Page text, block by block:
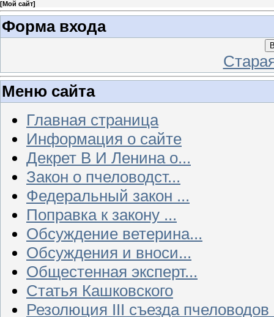
[Мой сайт]
Форма входа
Меню сайта
Главная страница
Информация о сайте
Декрет В И Ленина о...
Закон о пчеловодст...
Федеральный закон ...
Поправка к закону ...
Обсуждение ветерина...
Обсуждения и вноси...
Общестенная эксперт...
Статья Кашковского
Резолюция III съезда